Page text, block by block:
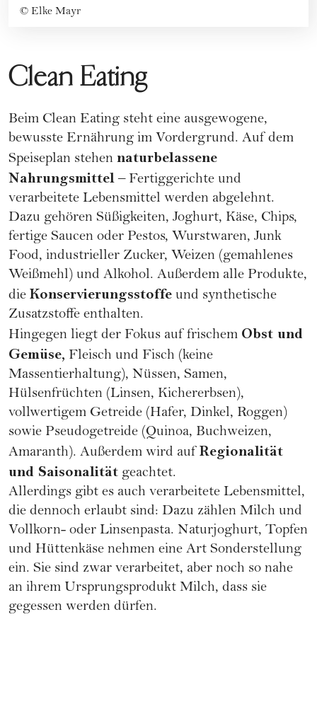
© Elke Mayr
Clean Eating
Beim Clean Eating steht eine ausgewogene,
bewusste Ernährung im Vordergrund. Auf dem
Speiseplan stehen naturbelassene
Nahrungsmittel– Fertiggerichte und
verarbeitete Lebensmittel werden abgelehnt.
Dazu gehören Süßigkeiten, Joghurt, Käse, Chips,
fertige Saucen oder Pestos, Wurstwaren, Junk
Food, industrieller Zucker, Weizen (gemahlenes
Weißmehl) und Alkohol. Außerdem alle Produkte,
die Konservierungsstoffe und synthetische
Zusatzstoffe enthalten.
Hingegen liegt der Fokus auf frischem Obst und
Gemüse, Fleisch und Fisch (keine
Massentierhaltung), Nüssen, Samen,
Hülsenfrüchten (Linsen, Kichererbsen),
vollwertigem Getreide (Hafer, Dinkel, Roggen)
sowie Pseudogetreide (Quinoa, Buchweizen,
Amaranth). Außerdem wird auf Regionalität
und Saisonalität geachtet.
Allerdings gibt es auch verarbeitete Lebensmittel,
die dennoch erlaubt sind: Dazu zählen Milch und
Vollkorn- oder Linsenpasta. Naturjoghurt, Topfen
und Hüttenkäse nehmen eine Art Sonderstellung
ein. Sie sind zwar verarbeitet, aber noch so nahe
an ihrem Ursprungsprodukt Milch, dass sie
gegessen werden dürfen.